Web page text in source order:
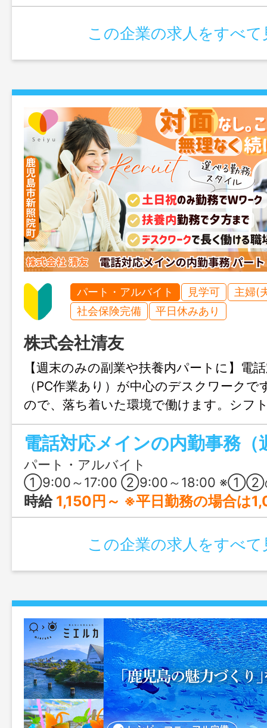
この企業の求人をすべて
パート・アルバイト 見学可
主婦(
社会保険完備
平日休みあり
株式会社清友
【週末のみの副業や扶養内パートに】電
（PC作業あり）が中心のデスクワークで
ので、落ち着いた環境で働けます。シフ
すいので、子育て中やＷワークの方にも
よ！
電話対応メインの内勤事務（
パート・アルバイト
①9:00～17:00 ②9:00～18:00 ※①②のシフト制 ※就業時間について相談
時給 1,150円～ ※平日勤務の場合は
この企業の求人をすべて